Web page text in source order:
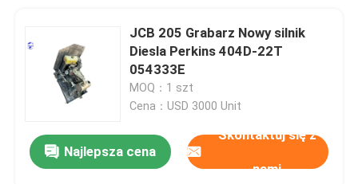
JCB 205 Grabarz Nowy silnik
Diesla Perkins 404D-22T
054333E
MOQ：1 szt
Cena：USD 3000 Unit
Najlepsza cena
Skontaktuj się z
nami